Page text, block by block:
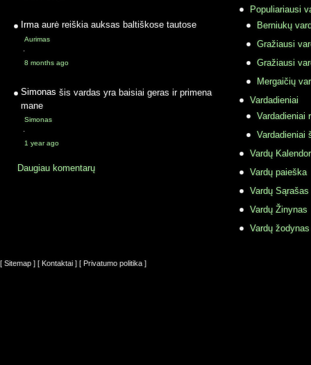
Irma aurė reiškia auksas baltiškose tautose
Aurimas
·
8 months ago
Simonas šis vardas yra baisiai geras ir primena
mane
Simonas
·
1 year ago
Daugiau komentarų
Populiariausi
Berniukų
Gražiausi
Gražiausi
Mergaičių
Vardadieniai
Vardadieniai
Vardadieniai
Vardų
Vardų paieška
Vardų Sąrašas
Vardų Žinynas
Vardų
[ Sitemap ] [ Kontaktai ] [ Privatumo politika ]